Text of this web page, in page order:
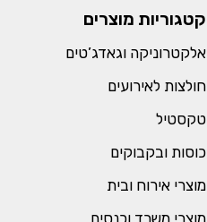
קטגוריות מוצרים
אלקטרוניקה וגאדג’טים
חולצות לאירועים
טקסטיל
כוסות ובקבוקים
מוצרי אירוח ובית